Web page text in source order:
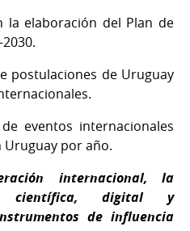
la elaboración del Plan de
postulaciones de Uruguay
eventos internacionales
Uruguay por año.
internacional, la
científica, digital y
de influencia